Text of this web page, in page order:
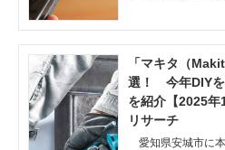
「マキタ（
選！ 今年DIYを
を紹介【2025
リサーチ
愛知県安城市に